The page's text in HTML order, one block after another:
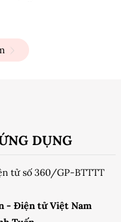
DỤNG
tử số 360/GP-BTTTT
- Điện tử Việt Nam